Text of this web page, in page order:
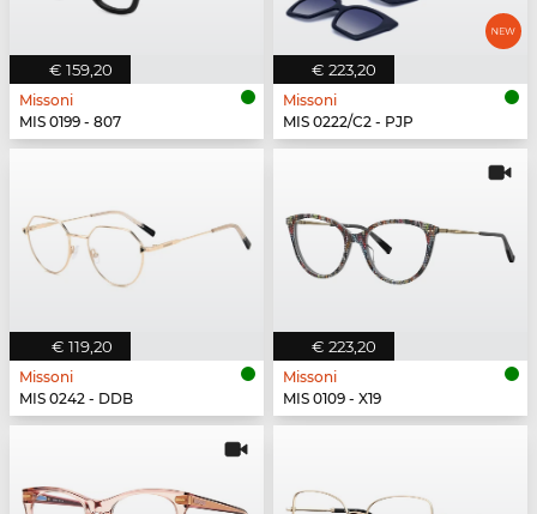
€ 159,20
Missoni
MIS 0199 - 807
€ 223,20
Missoni
MIS 0222/C2 - PJP
€ 119,20
Missoni
MIS 0242 - DDB
€ 223,20
Missoni
MIS 0109 - X19